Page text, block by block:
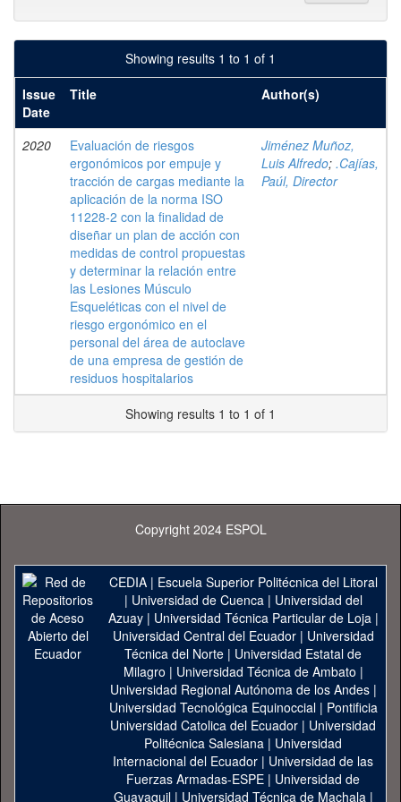
Showing results 1 to 1 of 1
Issue
Date
Title Author(s)
2020
Evaluación de riesgos
ergonómicos por empuje y
tracción de cargas mediante la
aplicación de la norma ISO
11228-2 con la finalidad de
diseñar un plan de acción con
medidas de control propuestas
y determinar la relación entre
las Lesiones Músculo
Esqueléticas con el nivel de
riesgo ergonómico en el
personal del área de autoclave
de una empresa de gestión de
residuos hospitalarios
Jiménez Muñoz,
Luis Alfredo; .Cajías,
Paúl, Director
Showing results 1 to 1 of 1
Copyright 2024 ESPOL
CEDIA| Escuela Superior Politécnica del Litoral
| Universidad de Cuenca| Universidad del
Azuay| Universidad Técnica Particular de Loja|
Universidad Central del Ecuador| Universidad
Técnica del Norte | Universidad Estatal de
Milagro | Universidad Técnica de Ambato |
Universidad Regional Autónoma de los Andes|
Universidad Tecnológica Equinoccial| Pontificia
Universidad Catolica del Ecuador | Universidad
Politécnica Salesiana | Universidad
Internacional del Ecuador | Universidad de las
Fuerzas Armadas-ESPE | Universidad de
Guayaquil| Universidad Técnica de Machala|